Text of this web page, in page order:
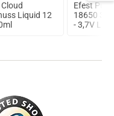
Liquid 12
Efest
18650
- 3,7V Li-